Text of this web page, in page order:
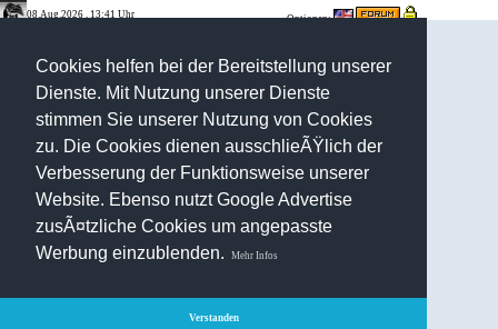
Cookies helfen bei der Bereitstellung unserer
Dienste. Mit Nutzung unserer Dienste
stimmen Sie unserer Nutzung von Cookies
zu. Die Cookies dienen ausschlieÃŸlich der
Verbesserung der Funktionsweise unserer
Website. Ebenso nutzt Google Advertise
zusÃ¤tzliche Cookies um angepasste
Werbung einzublenden.
Mehr Infos
Verstanden
08.Aug.2026 , 13:41 Uhr Optionen: